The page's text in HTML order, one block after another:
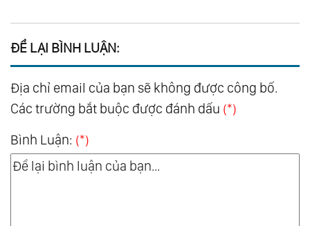
ĐỂ LẠI BÌNH LUẬN:
Địa chỉ email của bạn sẽ không được công bố.
Các trường bắt buộc được đánh dấu (*)
Bình Luận: (*)